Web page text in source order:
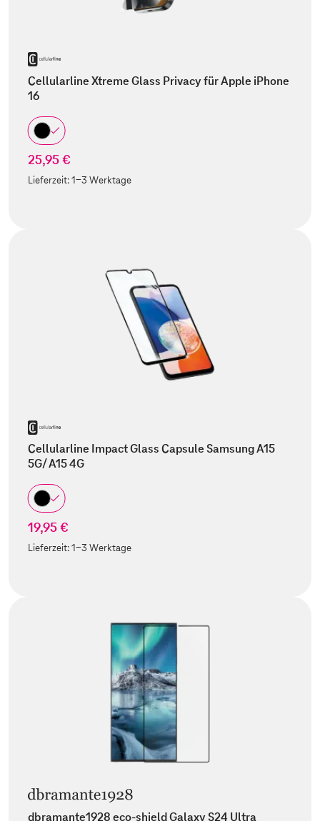
Cellularline Xtreme Glass Privacy für Apple iPhone
16
25,95 €
Lieferzeit:1-3 Werktage
Cellularline Impact Glass Capsule Samsung A15
5G/ A15 4G
19,95 €
Lieferzeit:1-3 Werktage
dbramante1928 eco-shield Galaxy S24 Ultra